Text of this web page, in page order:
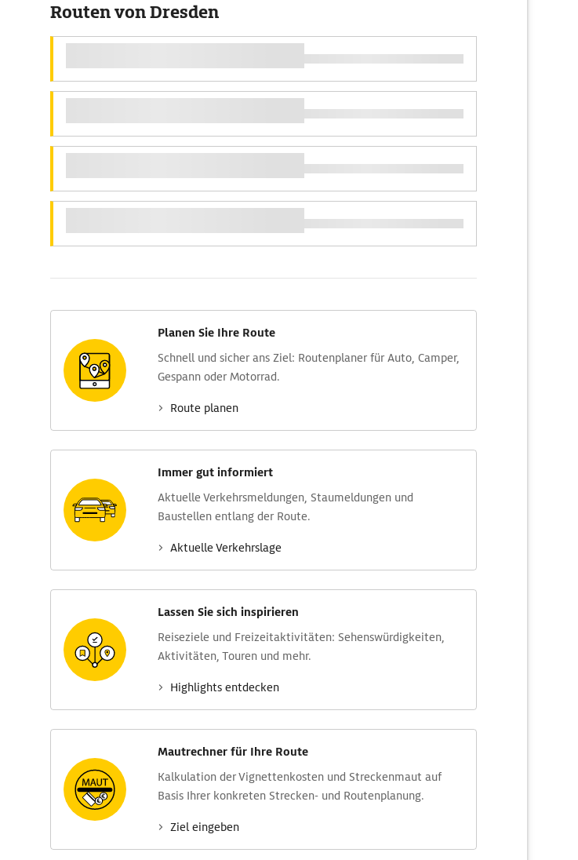
Routen von Dresden
Planen Sie Ihre Route
Schnell und sicher ans Ziel: Routen­planer für Auto, Camper,
Gespann oder Motorrad.
Route planen
Immer gut informiert
Aktuelle Verkehrs­meldungen, Stau­meldungen und
Baustellen entlang der Route.
Aktuelle Verkehrs­lage
Lassen Sie sich inspirieren
Reise­ziele und Freizeit­aktivitäten: Sehens­würdig­keiten,
Aktivitäten, Touren und mehr.
Highlights entdecken
Mautrechner für Ihre Route
Kalkulation der Vignettenkosten und Streckenmaut auf
Basis Ihrer konkreten Strecken- und Routenplanung.
Ziel eingeben